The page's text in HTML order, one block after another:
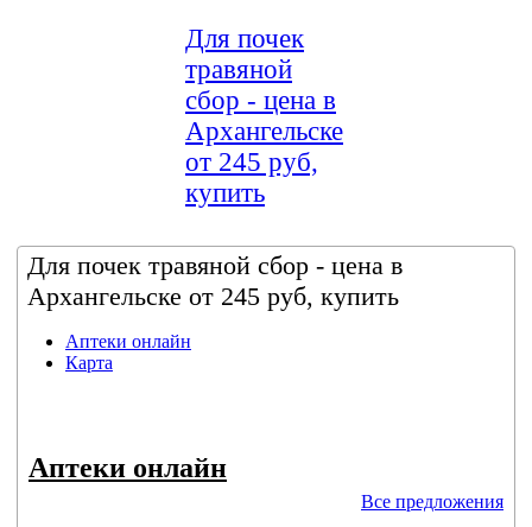
Для почек
травяной
сбор - цена в
Архангельске
от 245 руб,
купить
Для почек травяной сбор - цена в
Архангельске от 245 руб, купить
Аптеки онлайн
Карта
Аптеки онлайн
Все предложения